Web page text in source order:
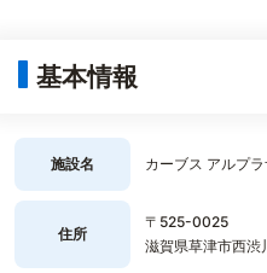
基本情報
施設名 カーブス アルプ
住所
〒525-0025
滋賀県草津市西